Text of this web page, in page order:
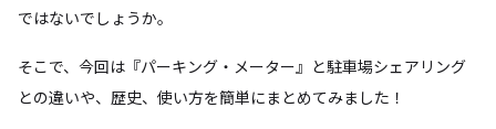
ではないでしょうか。
そこで、今回は『パーキング・メーター』と駐車場シェアリング
との違いや、歴史、使い方を簡単にまとめてみました！